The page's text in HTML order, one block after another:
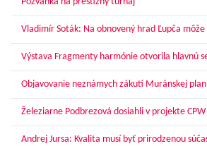
Vladimír Soták: Na obnovený hrad Ľupča
Výstava Fragmenty harmónie otvorila hlavnú
Objavovanie neznámych zákutí Muránskej
Železiarne Podbrezová dosiahli v projekte
Andrej Jursa: Kvalita musí byť prirodzenou